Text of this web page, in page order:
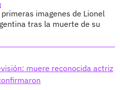
primeras imagenes de Lionel
tras la muerte de su
muere reconocida actriz